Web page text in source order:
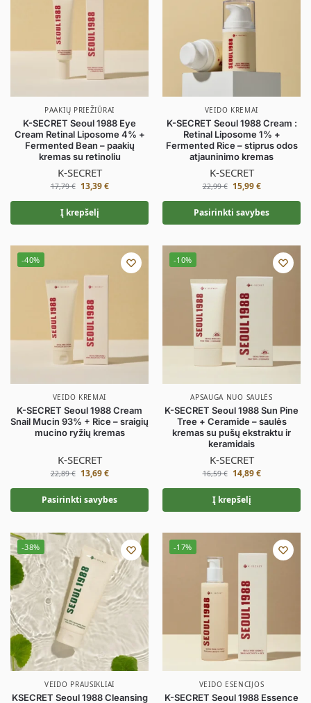
PAAKIŲ PRIEŽIŪRAI
K-SECRET Seoul 1988 Eye
Cream Retinal Liposome 4% +
Fermented Bean – paakių
kremas su retinoliu
K-SECRET
17,79€ 13,39€
Į krepšelį
VEIDO KREMAI
K-SECRET Seoul 1988 Cream :
Retinal Liposome 1% +
Fermented Rice – stiprus odos
atjauninimo kremas
K-SECRET
22,99€ 15,99€
Pasirinkti savybes
-40%
VEIDO KREMAI
K-SECRET Seoul 1988 Cream
Snail Mucin 93% + Rice – sraigių
mucino ryžių kremas
K-SECRET
22,89€ 13,69€
Pasirinkti savybes
-10%
APSAUGA NUO SAULĖS
K-SECRET Seoul 1988 Sun Pine
Tree + Ceramide – saulės
kremas su pušų ekstraktu ir
keramidais
K-SECRET
16,59€ 14,89€
Į krepšelį
-38%
VEIDO PRAUSIKLIAI
KSECRET Seoul 1988 Cleansing
-17%
VEIDO ESENCIJOS
K-SECRET Seoul 1988 Essence